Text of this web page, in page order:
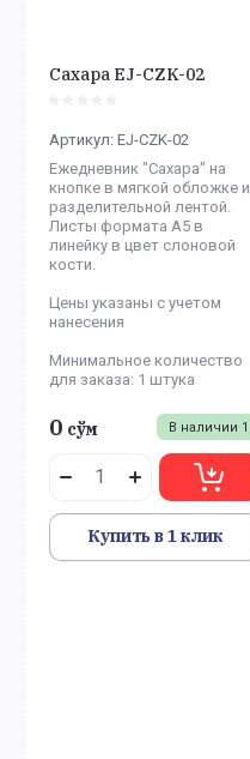
Сахара EJ-CZK-02
Артикул: EJ-CZK-02
Ежедневник "Сахара" на
кнопке в мягкой обложке и
разделительной лентой.
Листы формата А5 в
линейку в цвет слоновой
кости.
Цены указаны с учетом
нанесения
Минимальное количество
для заказа: 1 штука
В наличии 1
0 сўм
Купить в 1 клик